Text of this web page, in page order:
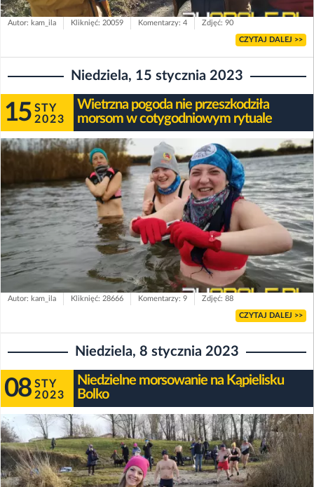
Autor: kam_ila Kliknięć: 20059 Komentarzy: 4 Zdjęć: 90
CZYTAJ DALEJ >>
Niedziela, 15 stycznia 2023
15 STY
2023
Wietrzna pogoda nie przeszkodziła
morsom w cotygodniowym rytuale
Autor: kam_ila Kliknięć: 28666 Komentarzy: 9 Zdjęć: 88
CZYTAJ DALEJ >>
Niedziela, 8 stycznia 2023
08 STY
2023
Niedzielne morsowanie na Kąpielisku
Bolko